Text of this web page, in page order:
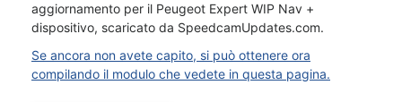
aggiornamento per il Peugeot Expert WIP Nav +
dispositivo, scaricato da SpeedcamUpdates.com.
Se ancora non avete capito, si può ottenere ora
compilando il modulo che vedete in questa pagina.